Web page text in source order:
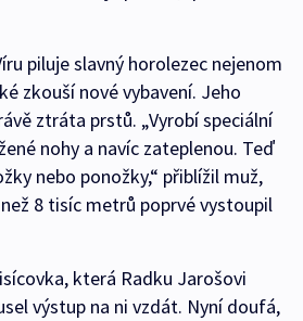
piluje slavný horolezec nejenom
zkouší nové vybavení. Jeho
ztráta prstů. „Vyrobí speciální
nohy a navíc zateplenou. Teď
nebo ponožky,“ přiblížil muž,
8 tisíc metrů poprvé vystoupil
která Radku Jarošovi
výstup na ni vzdát. Nyní doufá,